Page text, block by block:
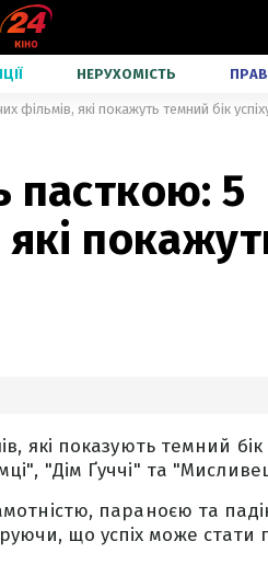
НЕРУХОМІСТЬ
фільмів, які покажуть темний бік
пасткою: 5
які показують темний бік
"Дім Ґуччі" та
параноєю та
що успіх може стати